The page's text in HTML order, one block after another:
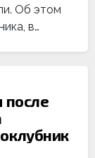
Об этом
в…
после